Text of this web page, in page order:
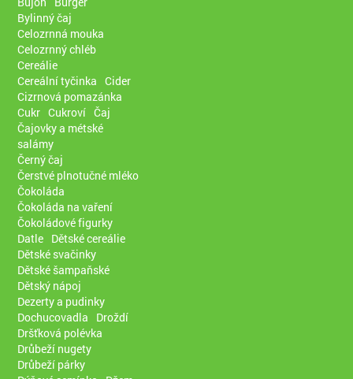
Bylinný čaj
Celozrnná mouka
Celozrnný chléb
Cereálie
Cereální tyčinka Cider
Cizrnová pomazánka
Cukr Cukroví Čaj
Čajovky a métské
salámy
Černý čaj
Čerstvé plnotučné mléko
Čokoláda
Čokoláda na vaření
Čokoládové figurky
Datle Dětské cereálie
Dětské svačinky
Dětské šampaňské
Dětský nápoj
Dezerty a pudinky
Dochucovadla
Droždí
Dršťková polévka
Drůbeží nugety
Drůbeží párky